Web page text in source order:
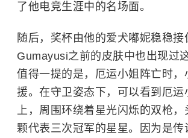
了他电竞生涯中的名场面。
随后，奖杯由他的爱犬嘟妮稳稳
Gumayusi之前的皮肤中也出现过
值得一提的是，厄运小姐阵亡时，
援。在守卫姿态下，可以看到厄运
上，周围环绕着星光闪烁的双枪，
颗代表三次冠军的星星。因为是传